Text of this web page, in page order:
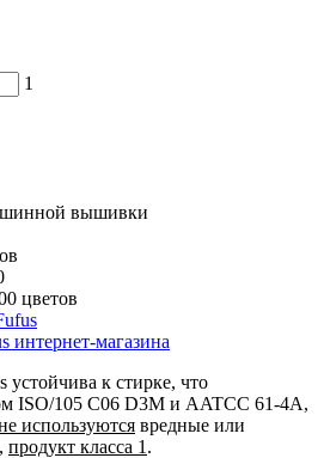
1
вышивки
цветов
интернет-магазина
к стирке, что
ISO/105 C06 D3M и AATCC 61-4A,
используются вредные или
продукт класса 1 .